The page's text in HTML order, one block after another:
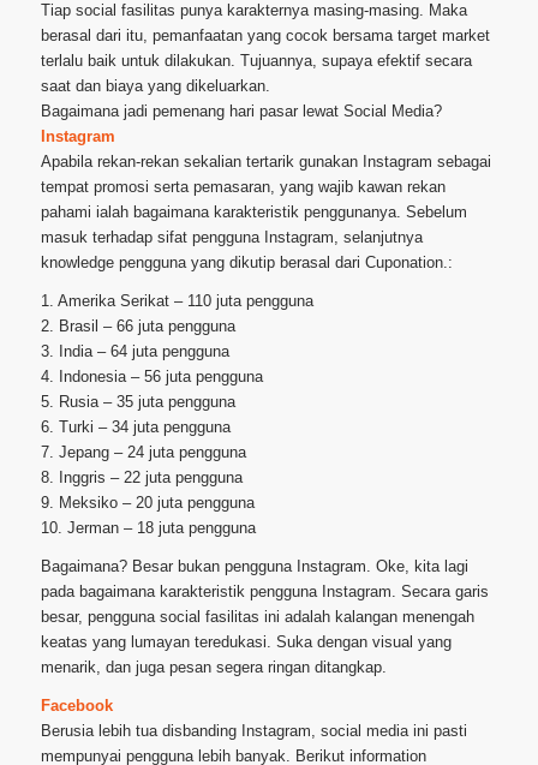
Tiap social fasilitas punya karakternya masing-masing. Maka
berasal dari itu, pemanfaatan yang cocok bersama target market
terlalu baik untuk dilakukan. Tujuannya, supaya efektif secara
saat dan biaya yang dikeluarkan.
Bagaimana jadi pemenang hari pasar lewat Social Media?
Instagram
Apabila rekan-rekan sekalian tertarik gunakan Instagram sebagai
tempat promosi serta pemasaran, yang wajib kawan rekan
pahami ialah bagaimana karakteristik penggunanya. Sebelum
masuk terhadap sifat pengguna Instagram, selanjutnya
knowledge pengguna yang dikutip berasal dari Cuponation.:
1. Amerika Serikat – 110 juta pengguna
2. Brasil – 66 juta pengguna
3. India – 64 juta pengguna
4. Indonesia – 56 juta pengguna
5. Rusia – 35 juta pengguna
6. Turki – 34 juta pengguna
7. Jepang – 24 juta pengguna
8. Inggris – 22 juta pengguna
9. Meksiko – 20 juta pengguna
10. Jerman – 18 juta pengguna
Bagaimana? Besar bukan pengguna Instagram. Oke, kita lagi
pada bagaimana karakteristik pengguna Instagram. Secara garis
besar, pengguna social fasilitas ini adalah kalangan menengah
keatas yang lumayan teredukasi. Suka dengan visual yang
menarik, dan juga pesan segera ringan ditangkap.
Facebook
Berusia lebih tua disbanding Instagram, social media ini pasti
mempunyai pengguna lebih banyak. Berikut information